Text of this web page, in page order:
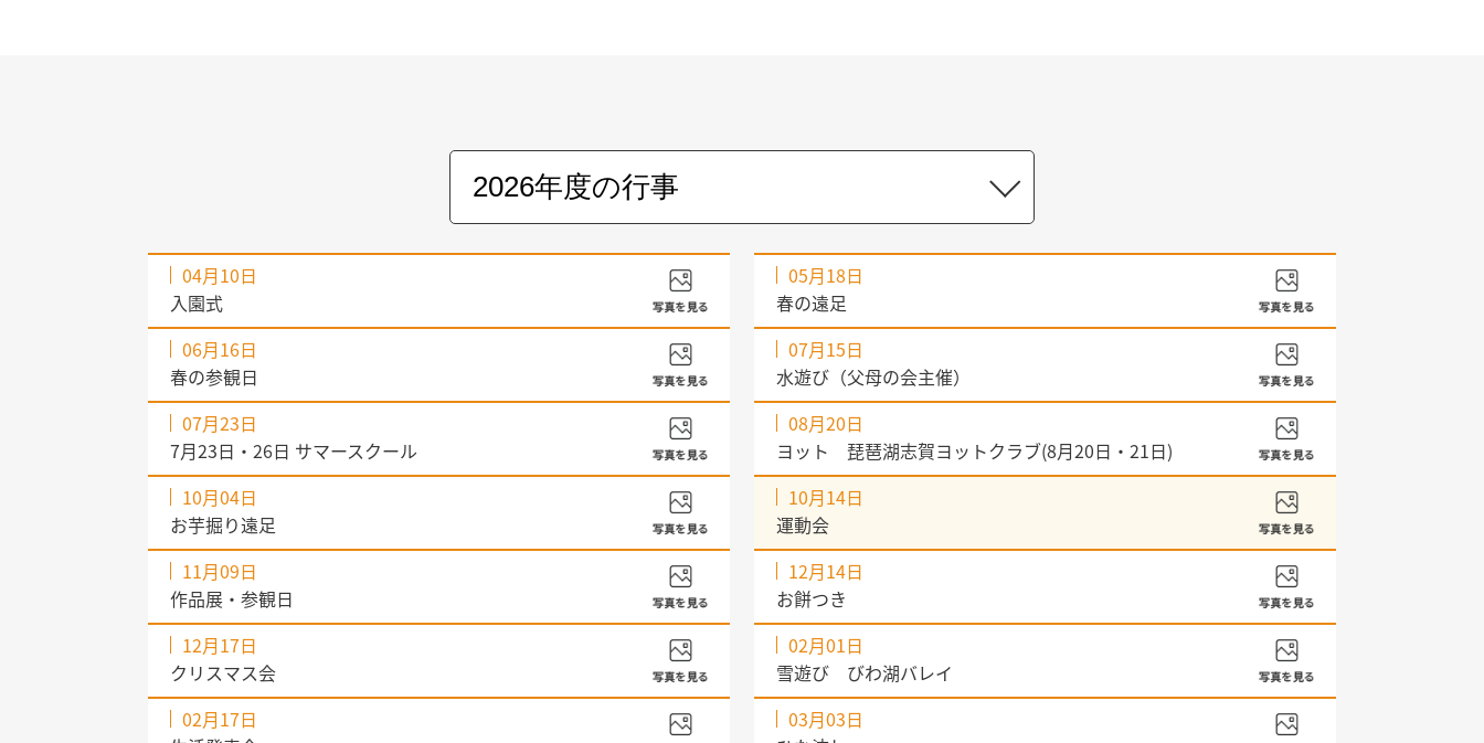
04月10日
入園式
05月18日
春の遠足
06月16日
春の参観日
07月15日
水遊び（父母の会主催）
07月23日
7月23日・26日 サマースクール
08月20日
ヨット 琵琶湖志賀ヨットクラブ(8月20日・21日)
10月04日
お芋掘り遠足
10月14日
運動会
11月09日
作品展・参観日
12月14日
お餅つき
12月17日
クリスマス会
02月01日
雪遊び びわ湖バレイ
02月17日
03月03日